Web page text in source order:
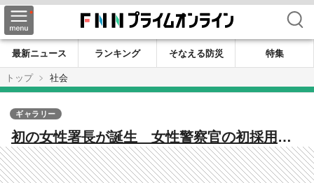
検索
最新ニュース ランキング そなえる防災
特集
トップ
社会
初の女性署長が誕生 女性警察官の初採用は
34年前の1992年 男性多数の警察組織で生き
てきた女性の警察官人生
ギャラリー